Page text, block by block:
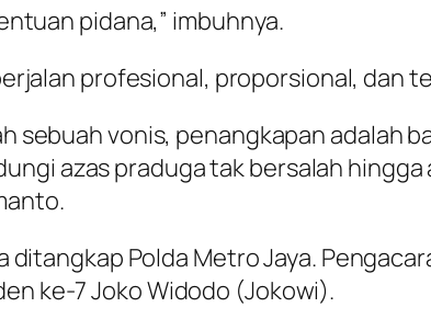
pidana,” imbuhnya.
profesional, proporsional, dan
sebuah vonis, penangkapan adalah
azas praduga tak bersalah
Polda Metro Jaya.
ke-7 Joko Widodo (Jokowi).